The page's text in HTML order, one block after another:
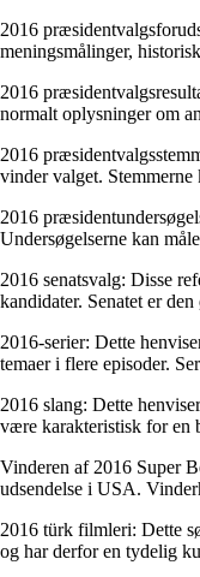
2016
meningsmålinger,
2016
normalt oplysninger om
2016
vinder valget.
2016
Undersøgelserne kan
2016 senatsvalg: Disse
kandidater. Senatet er
2016-serier: Dette
temaer i flere episoder.
2016 slang: Dette
være karakteristisk for en
Vinderen af 2016 Super
udsendelse i USA.
2016 türk filmleri: Dette
og har derfor en tydelig